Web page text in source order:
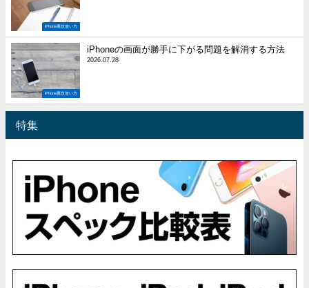
iPhone裏技使い方
iPhone裏技使い方
iPhoneの画面が勝手に下がる問題を解消する方法
2026.07.28
特集